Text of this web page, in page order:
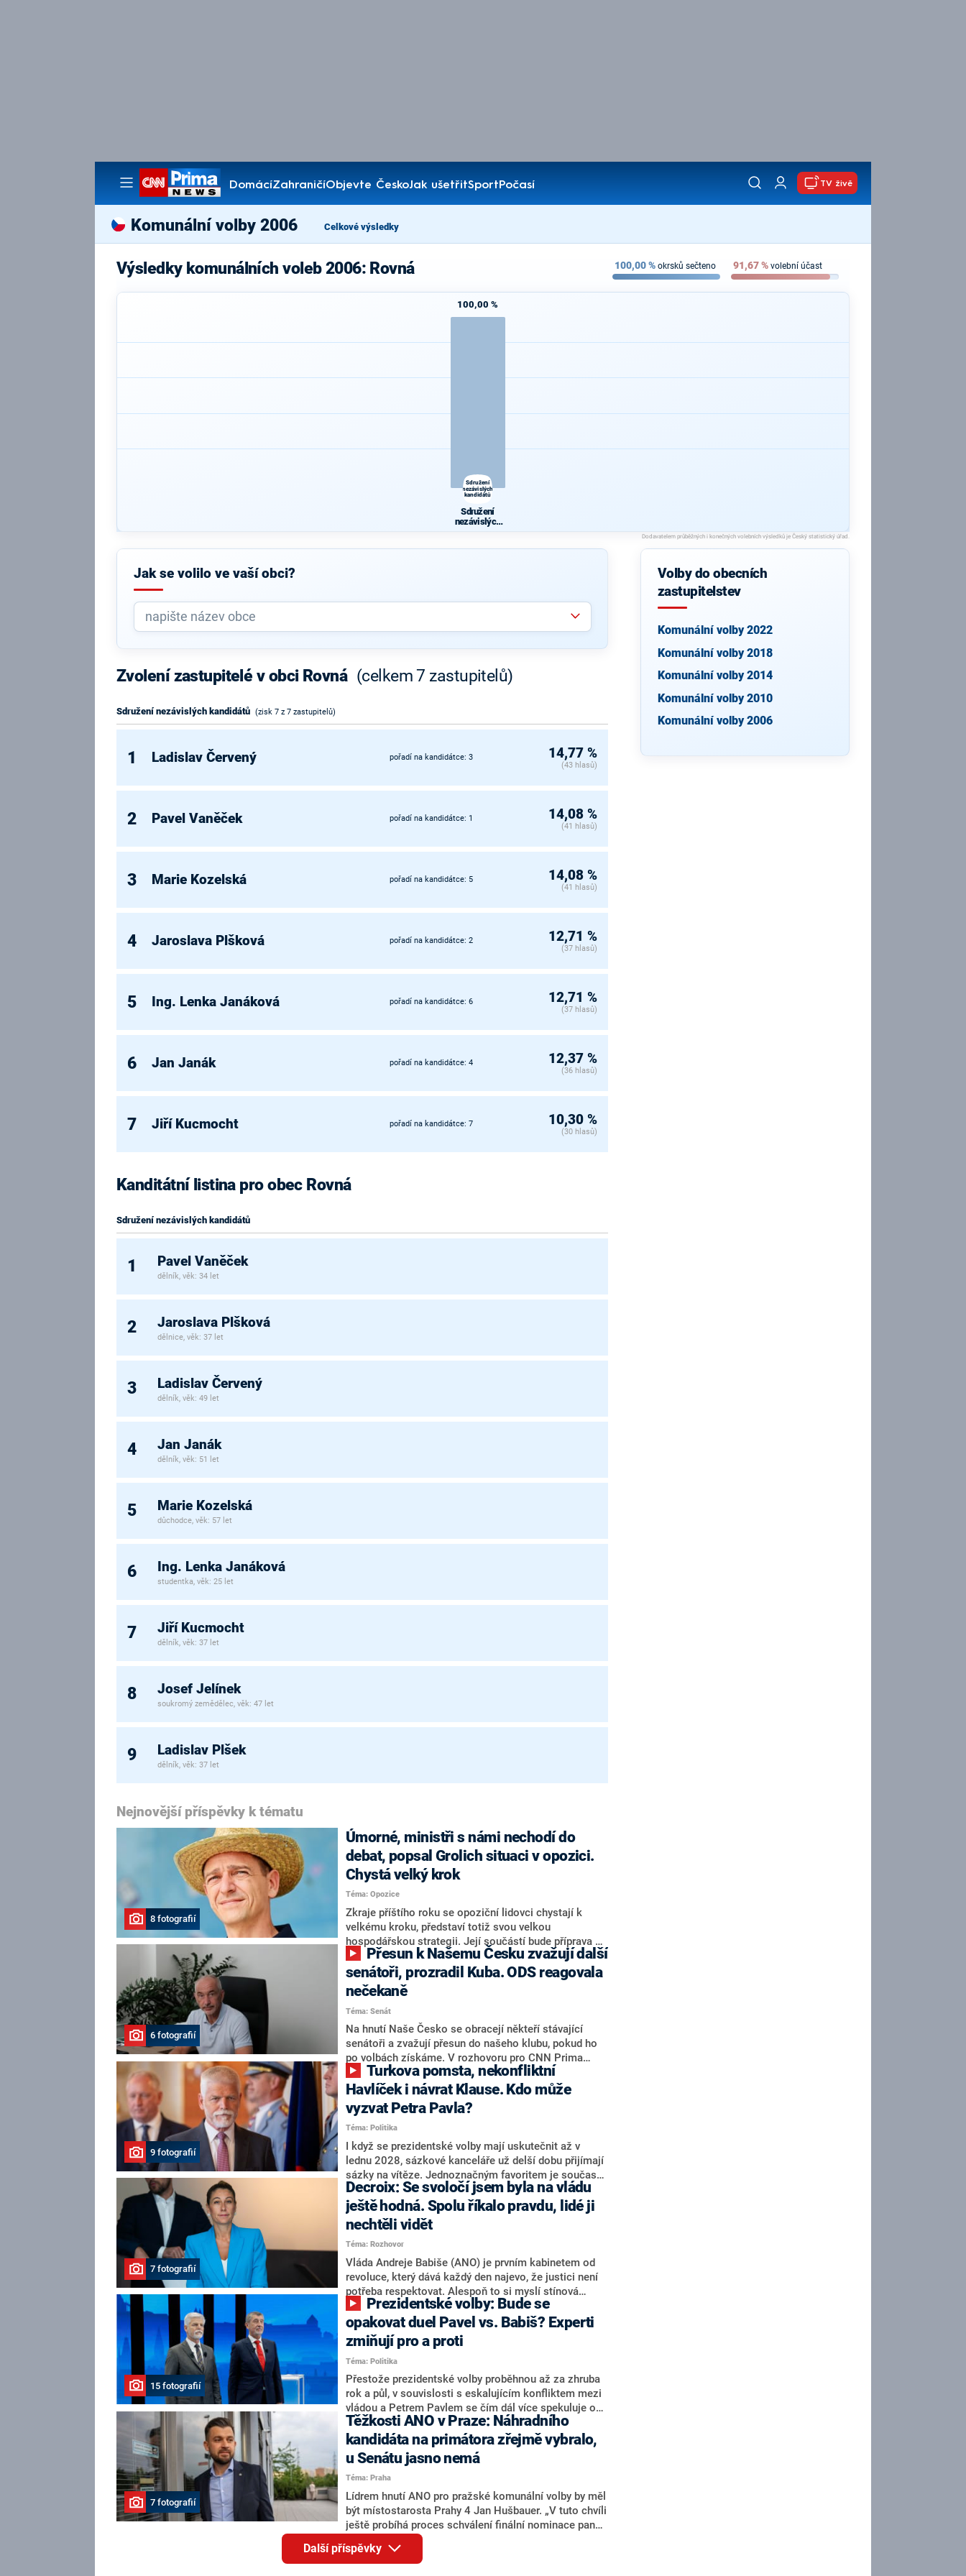
DomácíZahraničíObjevte ČeskoJak ušetřitSportPočasí
Pořady
TV živě
Komunální volby 2006 Celkové výsledky
Výsledky komunálních voleb 2006: Rovná 100,00% okrsků sečteno 91,67% volební účast
100,00 %
Sdružení
nezávislých
kandidátů
Sdružení
nezávislých
Jak se volilo ve vaší obci?
Zvolení zastupitelé v obci Rovná (celkem 7 zastupitelů)
Sdružení nezávislých kandidátů (zisk 7 z 7 zastupitelů)
1 Ladislav Červený pořadí na kandidátce: 3 14,77 %
(43 hlasů)
2 Pavel Vaněček pořadí na kandidátce: 1 14,08 %
(41 hlasů)
3 Marie Kozelská pořadí na kandidátce: 5 14,08 %
(41 hlasů)
4 Jaroslava Plšková pořadí na kandidátce: 2 12,71 %
(37 hlasů)
5 Ing. Lenka Janáková pořadí na kandidátce: 6 12,71 %
(37 hlasů)
6 Jan Janák pořadí na kandidátce: 4 12,37 %
(36 hlasů)
7 Jiří Kucmocht pořadí na kandidátce: 7 10,30 %
(30 hlasů)
Kanditátní listina pro obec Rovná
Sdružení nezávislých kandidátů
1 Pavel Vaněček
dělník, věk: 34 let
2 Jaroslava Plšková
dělnice, věk: 37 let
3 Ladislav Červený
dělník, věk: 49 let
4 Jan Janák
dělník, věk: 51 let
5 Marie Kozelská
důchodce, věk: 57 let
6 Ing. Lenka Janáková
studentka, věk: 25 let
7 Jiří Kucmocht
dělník, věk: 37 let
8 Josef Jelínek
soukromý zemědělec, věk: 47 let
9 Ladislav Plšek
dělník, věk: 37 let
Nejnovější příspěvky k tématu
8 fotografií
Úmorné, ministři s námi nechodí do
debat, popsal Grolich situaci v opozici.
Chystá velký krok
Téma: Opozice
Zkraje příštího roku se opoziční lidovci chystají k
velkému kroku, představí totiž svou velkou
hospodářskou strategii. Její součástí bude příprava na
stárnutí populace, řekl ve středu na setkání s novináři
nový předseda lidovců Jan Grolich. Ten zároveň v
senátních volbách kandiduje ve Vyškově. Popsal i
aktivitu opozice, o níž vládní strany nebo političtí
komentátoři mluví jako o slabé a v defenzivě. „Je to
úmorná práce upozorňovat na chyby vlády. Ministři s
námi navíc nechodí do debat. Chceme ale ukazovat
svoje témata,“ odpověděl Grolich na dotaz CNN Prima
NEWS.
6 fotografií
senátoři, prozradil Kuba. ODS reagovala
nečekaně
Téma: Senát
Na hnutí Naše Česko se obracejí někteří stávající
senátoři a zvažují přesun do našeho klubu, pokud ho
po volbách získáme. V rozhovoru pro CNN Prima
NEWS to řekl zakladatel hnutí a jihočeský hejtman
Martin Kuba. Konkrétní nebyl, ale získat by takto mohl
například senátora Zdeňka Hrabu, který je dnes
součástí klubu ODS a TOP 09. Hraba to na dotaz
redakce nevyloučil. Předseda klubu senátorů ODS
Zdeněk Nytra redakci řekl, že počítá s odchodem
některých senátorů z klubu a že Naše Česko není
nepřítel, ale soupeř.
9 fotografií
Havlíček i návrat Klause. Kdo může
vyzvat Petra Pavla?
Téma: Politika
I když se prezidentské volby mají uskutečnit až v
lednu 2028, sázkové kanceláře už delší dobu přijímají
sázky na vítěze. Jednoznačným favoritem je současná
hlava státu Petr Pavel. Daleko za ním pak bookmakeři
zmiňují dva výrazné politiky ANO, tedy premiéra
Andreje Babiše a ministra průmyslu Karla Havlíčka.
Oblíbeným tipem samotných sázkařů je poslanec za
Motoristy Filip Turek. Politolog Jan Kubáček nicméně
o případné kandidatuře kohokoliv ze zmíněné trojice
značně pochybuje. Podle něj současná koalice dosud
nemá osobu, která by Pavlovi mohla konkurovat.
7 fotografií
Decroix: Se svoločí jsem byla na vládu
ještě hodná. Spolu říkalo pravdu, lidé ji
nechtěli vidět
Téma: Rozhovor
Vláda Andreje Babiše (ANO) je prvním kabinetem od
revoluce, který dává každý den najevo, že justici není
potřeba respektovat. Alespoň to si myslí stínová
ministryně spravedlnosti ODS Eva Decroix. V
rozhovoru pro CNN Prima NEWS si nebrala servítky
ohledně politického výkonu svého nástupce Jeronýma
Tejce (za ANO) či vládní zmocněnkyně pro lidská
práva Taťány Malé (ANO). Označením „svoloč“ na
adresu vlády prý byla ještě hodná. Decroix se také
vrátila k volební porážce koalice Spolu či promluvila o
hnutí Naše Česko Martina Kuby.
15 fotografií
opakovat duel Pavel vs. Babiš? Experti
zmiňují pro a proti
Téma: Politika
Přestože prezidentské volby proběhnou až za zhruba
rok a půl, v souvislosti s eskalujícím konfliktem mezi
vládou a Petrem Pavlem se čím dál více spekuluje o
tom, koho by do bitvy o Hrad mohla vyslat současná
koalice. Někteří političtí komentátoři znovu vytahují
jméno premiéra Andreje Babiše (ANO). Jak moc je
pravděpodobné, že se v prezidentských volbách 2028
bude znovu opakovat souboj z roku 2023?
7 fotografií
Těžkosti ANO v Praze: Náhradního
kandidáta na primátora zřejmě vybralo,
u Senátu jasno nemá
Téma: Praha
Lídrem hnutí ANO pro pražské komunální volby by měl
být místostarosta Prahy 4 Jan Hušbauer. „V tuto chvíli
ještě probíhá proces schválení finální nominace pana
Jana Hušbauera Výborem hnutí ANO,“ uvedl pro
redakci místopředseda pražského ANO Martin
Benkovič. O Hušbauerovi se spekulovalo jako o
Další příspěvky
Volby do obecních
zastupitelstev
Komunální volby 2022
Komunální volby 2018
Komunální volby 2014
Komunální volby 2010
Komunální volby 2006